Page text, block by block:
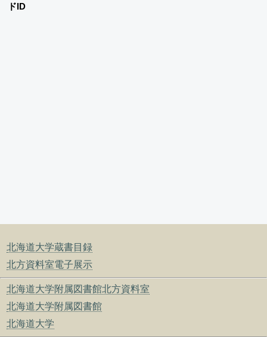
北海道大学蔵書目録
北方資料室電子展示
北海道大学附属図書館北方資料室
北海道大学附属図書館
北海道大学
ドID